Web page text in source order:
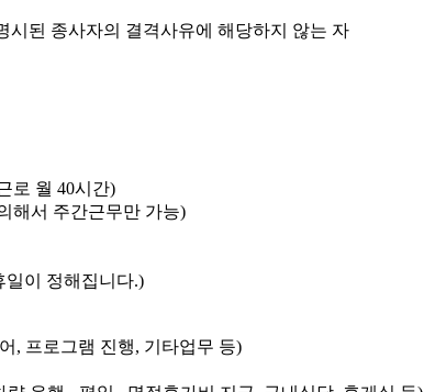
시된 종사자의 결격사유에 해당하지 않는 자
로 월 40시간)
해서 주간근무만 가능)
일이 정해집니다.)
, 프로그램 진행, 기타업무 등)